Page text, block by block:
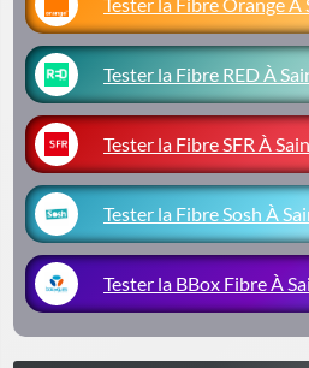
Tester la Fibre RED À
Tester la Fibre SFR À
Tester la Fibre Sosh À
Tester la BBox Fibre À